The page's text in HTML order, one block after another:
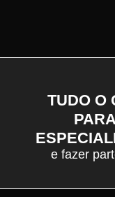
TUDO O
e fazer